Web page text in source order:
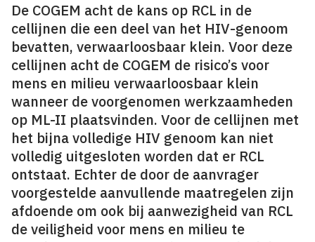
De COGEM acht de kans op RCL in de
cellijnen die een deel van het HIV-genoom
bevatten, verwaarloosbaar klein. Voor deze
cellijnen acht de COGEM de risico’s voor
mens en milieu verwaarloosbaar klein
wanneer de voorgenomen werkzaamheden
op ML-II plaatsvinden. Voor de cellijnen met
het bijna volledige HIV genoom kan niet
volledig uitgesloten worden dat er RCL
ontstaat. Echter de door de aanvrager
voorgestelde aanvullende maatregelen zijn
afdoende om ook bij aanwezigheid van RCL
de veiligheid voor mens en milieu te